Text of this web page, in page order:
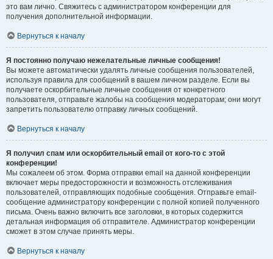
это вам лично. Свяжитесь с администратором конференции для
получения дополнительной информации.
Вернуться к началу
Я постоянно получаю нежелательные личные сообщения!
Вы можете автоматически удалять личные сообщения пользователей,
используя правила для сообщений в вашем личном разделе. Если вы
получаете оскорбительные личные сообщения от конкретного
пользователя, отправьте жалобы на сообщения модераторам; они могут
запретить пользователю отправку личных сообщений.
Вернуться к началу
Я получил спам или оскорбительный email от кого-то с этой
конференции!
Мы сожалеем об этом. Форма отправки email на данной конференции
включает меры предосторожности и возможность отслеживания
пользователей, отправляющих подобные сообщения. Отправьте email-
сообщение администратору конференции с полной копией полученного
письма. Очень важно включить все заголовки, в которых содержится
детальная информация об отправителе. Администратор конференции
сможет в этом случае принять меры.
Вернуться к началу